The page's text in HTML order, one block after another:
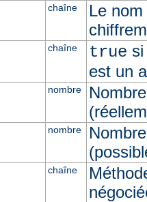
chaîne
Le
chaîne true
est un
nombre
nombre
chaîne